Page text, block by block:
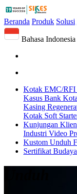
Beranda Produk Solusi
Bahasa Indonesia
Kotak EMC/RFI
Kasus Bank
Kasing
Kotak Soft
Kunjungan Klien
Industri Video
Kustom Unduh
Sertifikat Budaya